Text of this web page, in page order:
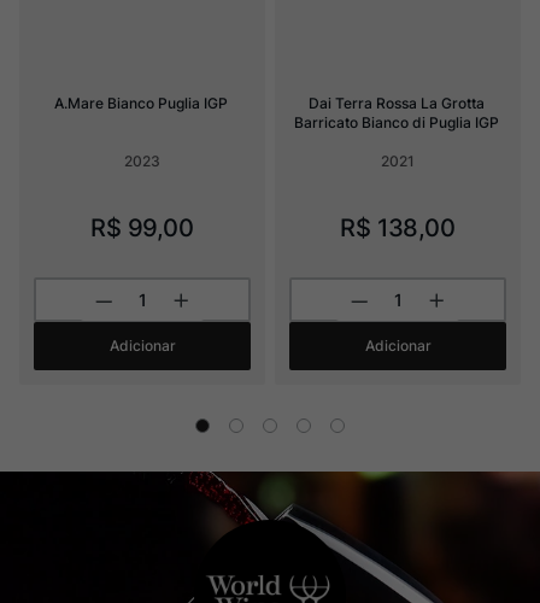
A.Mare Bianco Puglia IGP
2023
R$ 99,00
Adicionar
Dai Terra Rossa La Grotta
Barricato Bianco di Puglia IGP
2021
R$ 138,00
Adicionar